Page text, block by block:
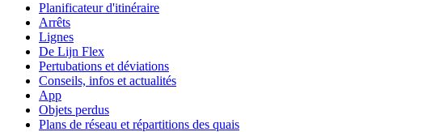
Planificateur d'itinéraire
Arrêts
Lignes
De Lijn Flex
Pertubations et déviations
Conseils, infos et actualités
App
Objets perdus
Plans de réseau et répartitions des quais